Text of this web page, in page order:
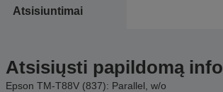
Atsisiuntimai
Atsisiųsti papildomą
Epson TM-T88V (837): Parallel, w/o